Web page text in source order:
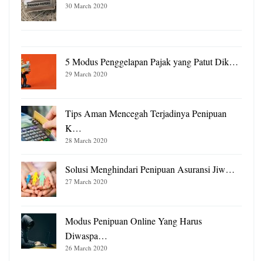
30 March 2020
5 Modus Penggelapan Pajak yang Patut Dik…
29 March 2020
Tips Aman Mencegah Terjadinya Penipuan
K…
28 March 2020
Solusi Menghindari Penipuan Asuransi Jiw…
27 March 2020
Modus Penipuan Online Yang Harus
Diwaspa…
26 March 2020